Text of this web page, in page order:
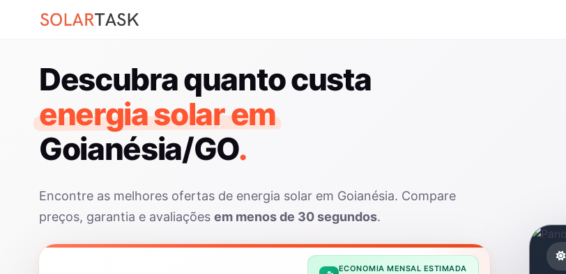
Descubra quanto custa
energia solar em
Goianésia/GO.
Encontre as melhores ofertas de energia solar em Goianésia. Compare
preços, garantia e avaliações em menos de 30 segundos.
ECONOMIA MENSAL ESTIMADA